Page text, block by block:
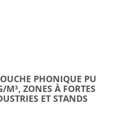
PHONIQUE PU
ZONES À FORTES
ET STANDS